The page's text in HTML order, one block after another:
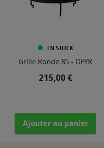
EN STOCK
Grille Ronde 85 - OFYR
Prix
215,00 €
Ajouter au panier